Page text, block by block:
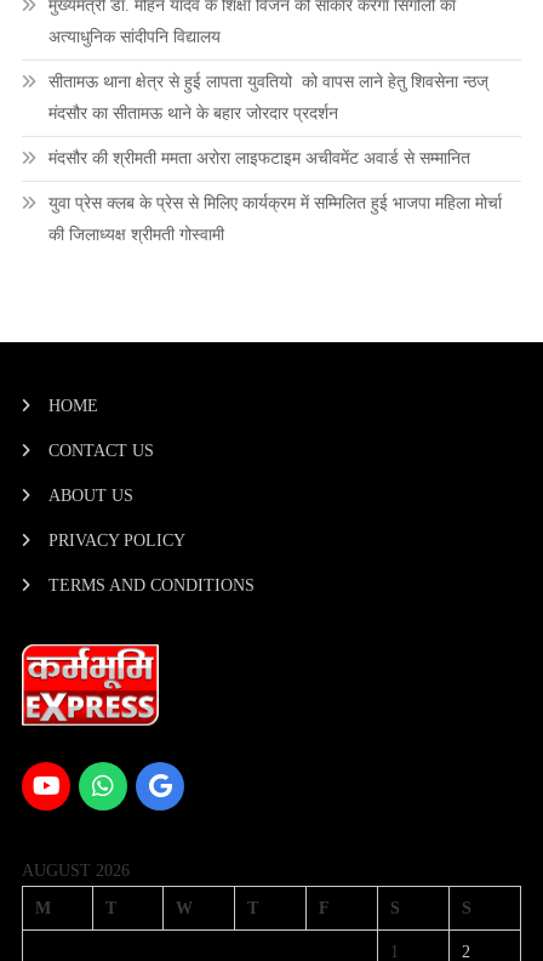
मुख्यमंत्री डॉ. मोहन यादव के शिक्षा विजन को साकार करेगा सिंगोली का
अत्याधुनिक सांदीपनि विद्यालय
सीतामऊ थाना क्षेत्र से हुई लापता युवतियो को वापस लाने हेतु शिवसेना न्ठज्
मंदसौर का सीतामऊ थाने के बहार जोरदार प्रदर्शन
मंदसौर की श्रीमती ममता अरोरा लाइफटाइम अचीवमेंट अवार्ड से सम्मानित
युवा प्रेस क्लब के प्रेस से मिलिए कार्यक्रम में सम्मिलित हुई भाजपा महिला मोर्चा
की जिलाध्यक्ष श्रीमती गोस्वामी
HOME
CONTACT US
ABOUT US
PRIVACY POLICY
TERMS AND CONDITIONS
AUGUST 2026
M T W T F S S
1 2